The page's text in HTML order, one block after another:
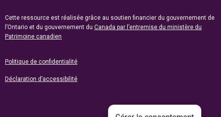
Cette ressource est réalisée grâce au soutien financier du gouvernement de
l’Ontario et du gouvernement du Canada par l’entremise du ministère du
Patrimoine canadien
Politique de confidentialité
Déclaration d’accessibilité